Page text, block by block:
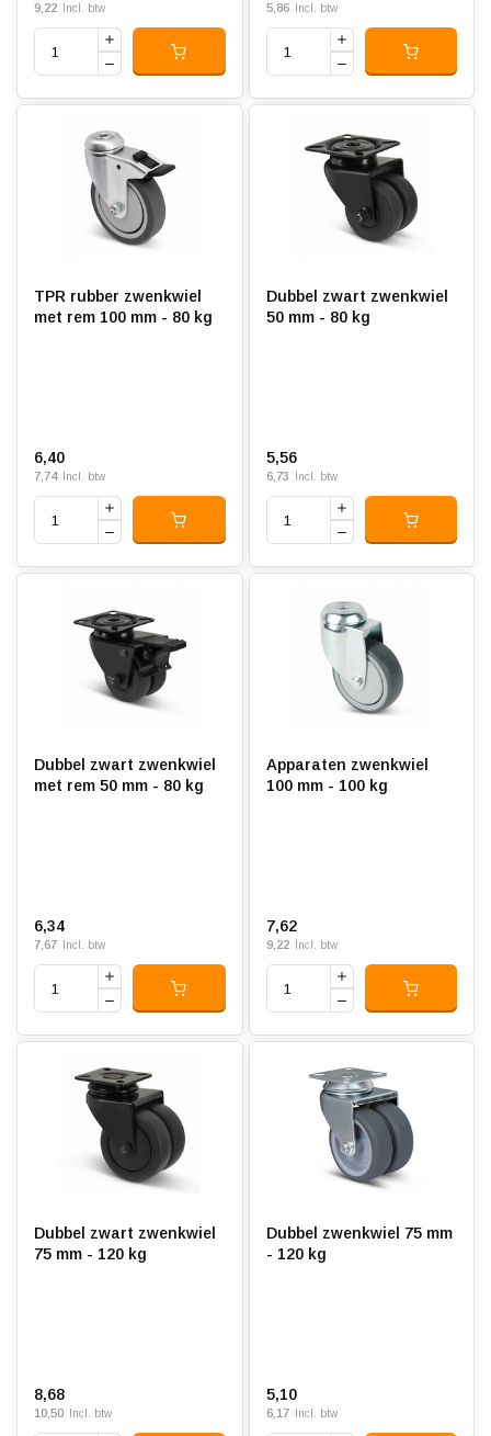
9,22 Incl. btw 5,86 Incl. btw
TPR rubber zwenkwiel
met rem 100 mm - 80 kg
6,40
7,74 Incl. btw
Dubbel zwart zwenkwiel
50 mm - 80 kg
5,56
6,73 Incl. btw
Dubbel zwart zwenkwiel
met rem 50 mm - 80 kg
6,34
7,67 Incl. btw
Apparaten zwenkwiel
100 mm - 100 kg
7,62
9,22 Incl. btw
Dubbel zwart zwenkwiel
75 mm - 120 kg
8,68
10,50 Incl. btw
Dubbel zwenkwiel 75 mm
- 120 kg
5,10
6,17 Incl. btw